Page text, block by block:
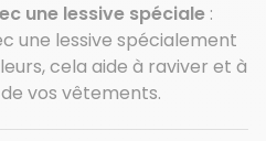
une lessive spéciale :
une lessive spécialement
cela aide à raviver et à
vos vêtements.